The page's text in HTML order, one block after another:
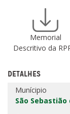
Memorial
Descritivo da
DETALHES
Munícipio
São Sebastião